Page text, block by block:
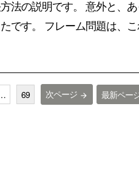
法の説明です。 意外と、
です。 フレーム問題は、
69 次ページ arrow_forward 最新ペー